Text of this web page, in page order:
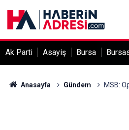
Ak Parti Asayiş Bursa
Anasayfa Gündem MSB: